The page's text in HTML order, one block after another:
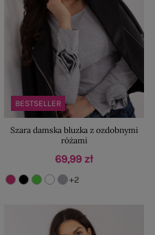
BESTSELLER
Szara damska bluzka z ozdobnymi
różami
69,99 zł
+2